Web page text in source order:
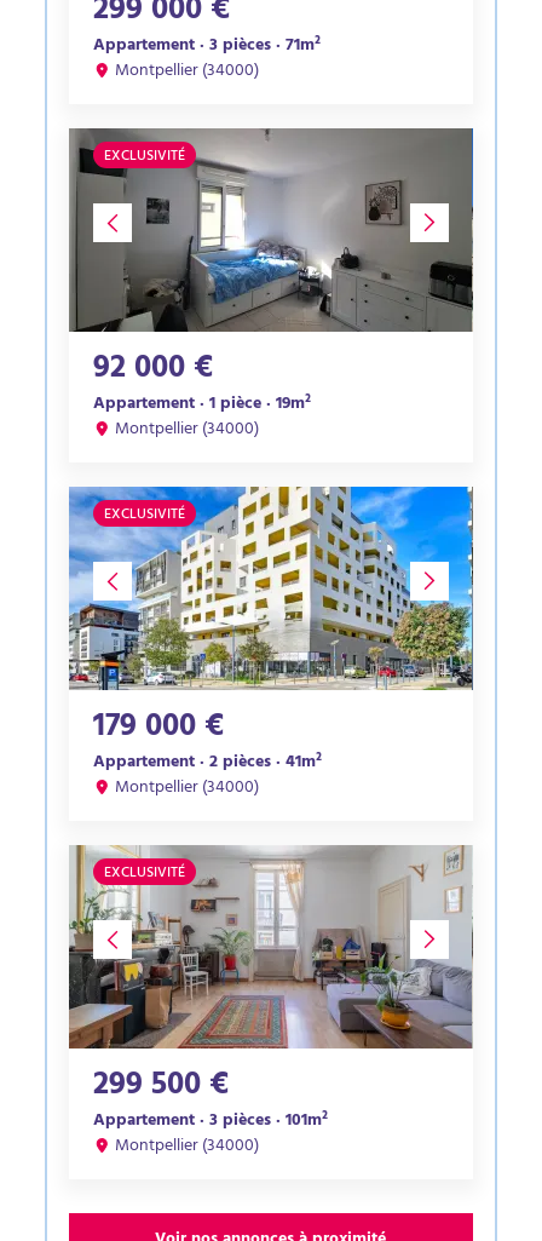
299 000 €
Appartement · 3 pièces · 71m²
Montpellier (34000)
EXCLUSIVITÉ
92 000 €
Appartement · 1 pièce · 19m²
Montpellier (34000)
EXCLUSIVITÉ
179 000 €
Appartement · 2 pièces · 41m²
Montpellier (34000)
EXCLUSIVITÉ
299 500 €
Appartement · 3 pièces · 101m²
Montpellier (34000)